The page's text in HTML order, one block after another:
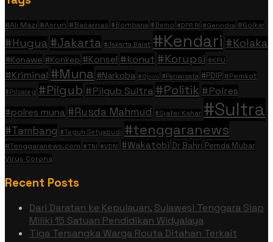
#Ali Mazi #Asrun #Basarnas #Bombana #Demo #DPR RI #Gerindra #Golkar
#Hugua #Jakarta #Jakarta Barat #Kendari #Kolaka
#Konawe #Konkep #Konsel #konut #Korupsi #KPU
#Kriminal #Muna #Narkoba #Opini #Pariwisata #PDIP #Pemkot
#Pilcaleg #Pilgub #Pilgub Sultra #Politik #Polres
#polres muna #Rusda Mahmud #Sjafei Kahar #Sultra
#Tambang #Teguh Setyabudi #tenggaranews
#Tenggaranews.com #TNI #VDNI #Wakatobi Dr Bahri Pemda Mubar
Virus Corona
Recent Posts
Dari Daratan ke Kepulauan, Sulawesi Tenggara Siap
Miliki 15 Satuan Pendidikan Widyalaya
Tiga Tersangka Warga Routa Ditahan Terkait